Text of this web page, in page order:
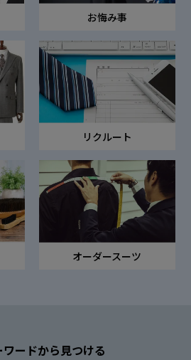
お悔み事
リクルート
オーダースーツ
ードから見つける